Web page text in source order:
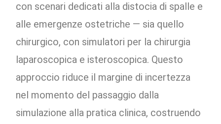
con scenari dedicati alla distocia di spalle e
alle emergenze ostetriche — sia quello
chirurgico, con simulatori per la chirurgia
laparoscopica e isteroscopica. Questo
approccio riduce il margine di incertezza
nel momento del passaggio dalla
simulazione alla pratica clinica, costruendo